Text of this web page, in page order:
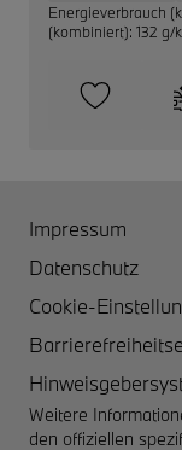
Energieverbrauch
(kombiniert): 132 g/
Impressum
Datenschutz
Cookie-
Weitere
den offiziellen